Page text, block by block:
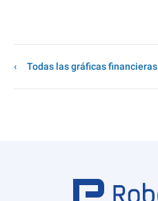
Todas las gráficas financieras